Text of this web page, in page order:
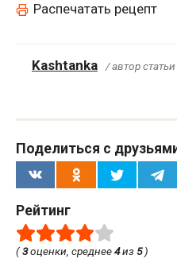
Распечатать рецепт
Kashtanka / автор статьи
Поделиться с
Рейтинг
(3оценки, среднее4из 5)